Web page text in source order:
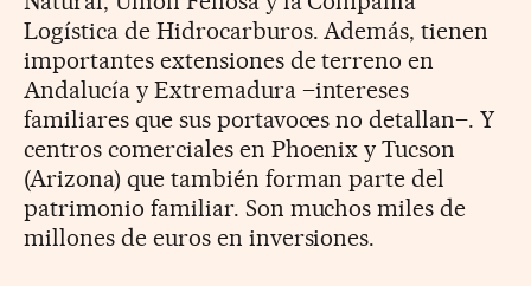
Logística de Hidrocarburos. Además, tienen
importantes extensiones de terreno en
Andalucía y Extremadura –intereses
familiares que sus portavoces no detallan–. Y
centros comerciales en Phoenix y Tucson
(Arizona) que también forman parte del
patrimonio familiar. Son muchos miles de
millones de euros en inversiones.